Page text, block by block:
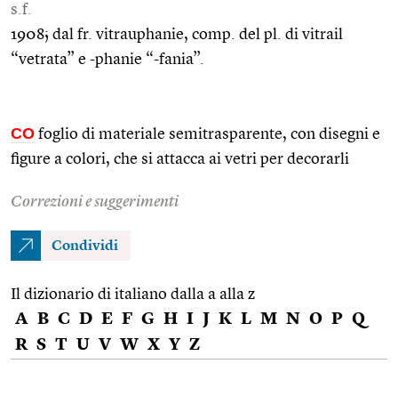
s.f.
1908; dal fr. vitrauphanie, comp. del pl. di vitrail
“vetrata” e -phanie “-fania”.
CO foglio di materiale semitrasparente, con disegni e
figure a colori, che si attacca ai vetri per decorarli
Correzioni e suggerimenti
Condividi
Il dizionario di italiano dalla a alla z
A B C D E F G H I J K L M N O P Q
R S T U V W X Y Z